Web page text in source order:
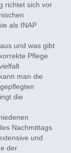
richtet sich vor
als INAP
und was gibt
Pflege
man die
die
Nachmittags
und
der